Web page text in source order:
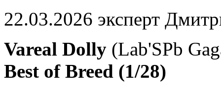
22.03.2026 эксперт
Vareal Dolly (Lab'SPb
Best of Breed (1/28)